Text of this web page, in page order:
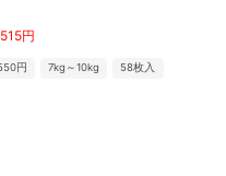
円
円 7kg～10kg 58枚入